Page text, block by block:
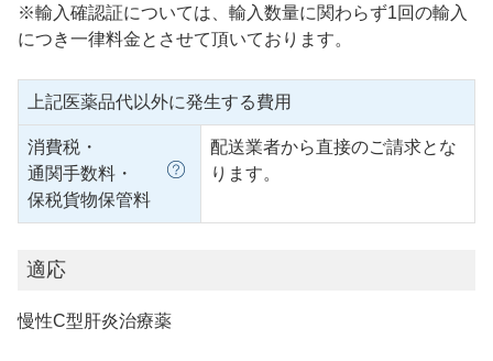
※輸入確認証については、輸入数量に関わらず1回の輸入
につき一律料金とさせて頂いております。
上記医薬品代以外に発生する費用
消費税・
通関手数料・
保税貨物保管料
配送業者から直接のご請求とな
ります。
適応
慢性C型肝炎治療薬